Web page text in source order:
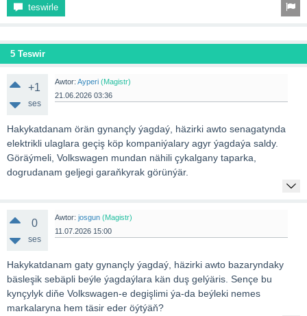
teswirle
5 Teswir
+1
ses
Awtor: Ayperi (Magistr)
21.06.2026 03:36
Hakykatdanam örän gynançly ýagdaý, häzirki awto senagatynda
elektrikli ulaglara geçiş köp kompaniýalary agyr ýagdaýa saldy.
Göräýmeli, Volkswagen mundan nähili çykalgany taparka,
dogrudanam geljegi garaňkyrak görünýär.
0
ses
Awtor: josgun (Magistr)
11.07.2026 15:00
Hakykatdanam gaty gynançly ýagdaý, häzirki awto bazaryndaky
bäsleşik sebäpli beýle ýagdaýlara kän duş gelýäris. Sençe bu
kynçylyk diňe Volkswagen-e degişlimi ýa-da beýleki nemes
markalaryna hem täsir eder öýtýäň?